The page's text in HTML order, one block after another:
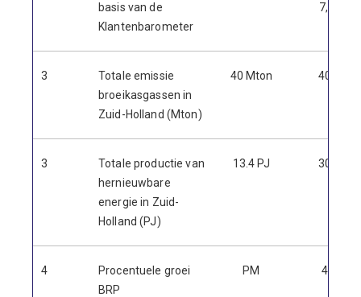
basis van de
Klantenbarometer
7,9)
3
Totale emissie
broeikasgassen in
Zuid-Holland (Mton)
40 Mton 40,3
3
Totale productie van
hernieuwbare
energie in Zuid-
Holland (PJ)
13.4 PJ 30,2
4
Procentuele groei
BRP
PM 4,6